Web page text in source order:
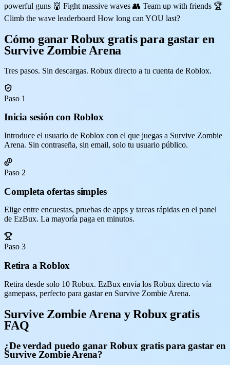
powerful guns 👹 Fight massive waves 👥 Team up with friends 🏆
Climb the wave leaderboard How long can YOU last?
Cómo ganar Robux gratis para gastar en
Survive Zombie Arena
Tres pasos. Sin descargas. Robux directo a tu cuenta de Roblox.
Paso 1
Inicia sesión con Roblox
Introduce el usuario de Roblox con el que juegas a Survive Zombie
Arena. Sin contraseña, sin email, solo tu usuario público.
Paso 2
Completa ofertas simples
Elige entre encuestas, pruebas de apps y tareas rápidas en el panel
de EzBux. La mayoría paga en minutos.
Paso 3
Retira a Roblox
Retira desde solo 10 Robux. EzBux envía los Robux directo vía
gamepass, perfecto para gastar en Survive Zombie Arena.
Survive Zombie Arena y Robux gratis
FAQ
¿De verdad puedo ganar Robux gratis para gastar en
Survive Zombie Arena?